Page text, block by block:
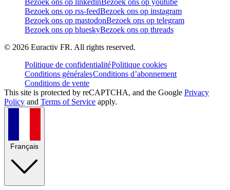
Bezoek ons op linkedinBezoek ons op youtube
Bezoek ons op rss-feedBezoek ons op instagram
Bezoek ons op mastodonBezoek ons op telegram
Bezoek ons op blueskyBezoek ons op threads
© 2026 Euractiv FR. All rights reserved.
Politique de confidentialitéPolitique cookies
Conditions généralesConditions d’abonnement
Conditions de vente
This site is protected by reCAPTCHA, and the Google Privacy
Policy and Terms of Service apply.
Français